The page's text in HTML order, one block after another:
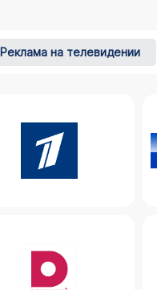
Реклама на телевидении